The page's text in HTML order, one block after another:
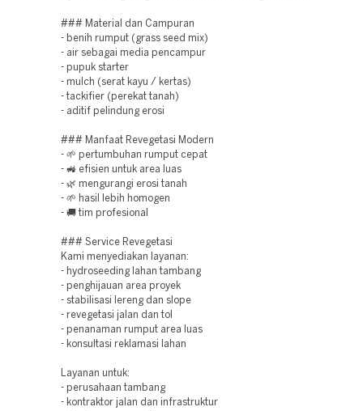
### Material dan Campuran
- benih rumput (grass seed mix)
- air sebagai media pencampur
- pupuk starter
- mulch (serat kayu / kertas)
- tackifier (perekat tanah)
- aditif pelindung erosi
### Manfaat Revegetasi Modern
- 🌱 pertumbuhan rumput cepat
- 🚜 efisien untuk area luas
- 🌿 mengurangi erosi tanah
- 🌱 hasil lebih homogen
- 🚚 tim profesional
### Service Revegetasi
Kami menyediakan layanan:
- hydroseeding lahan tambang
- penghijauan area proyek
- stabilisasi lereng dan slope
- revegetasi jalan dan tol
- penanaman rumput area luas
- konsultasi reklamasi lahan
Layanan untuk:
- perusahaan tambang
- kontraktor jalan dan infrastruktur